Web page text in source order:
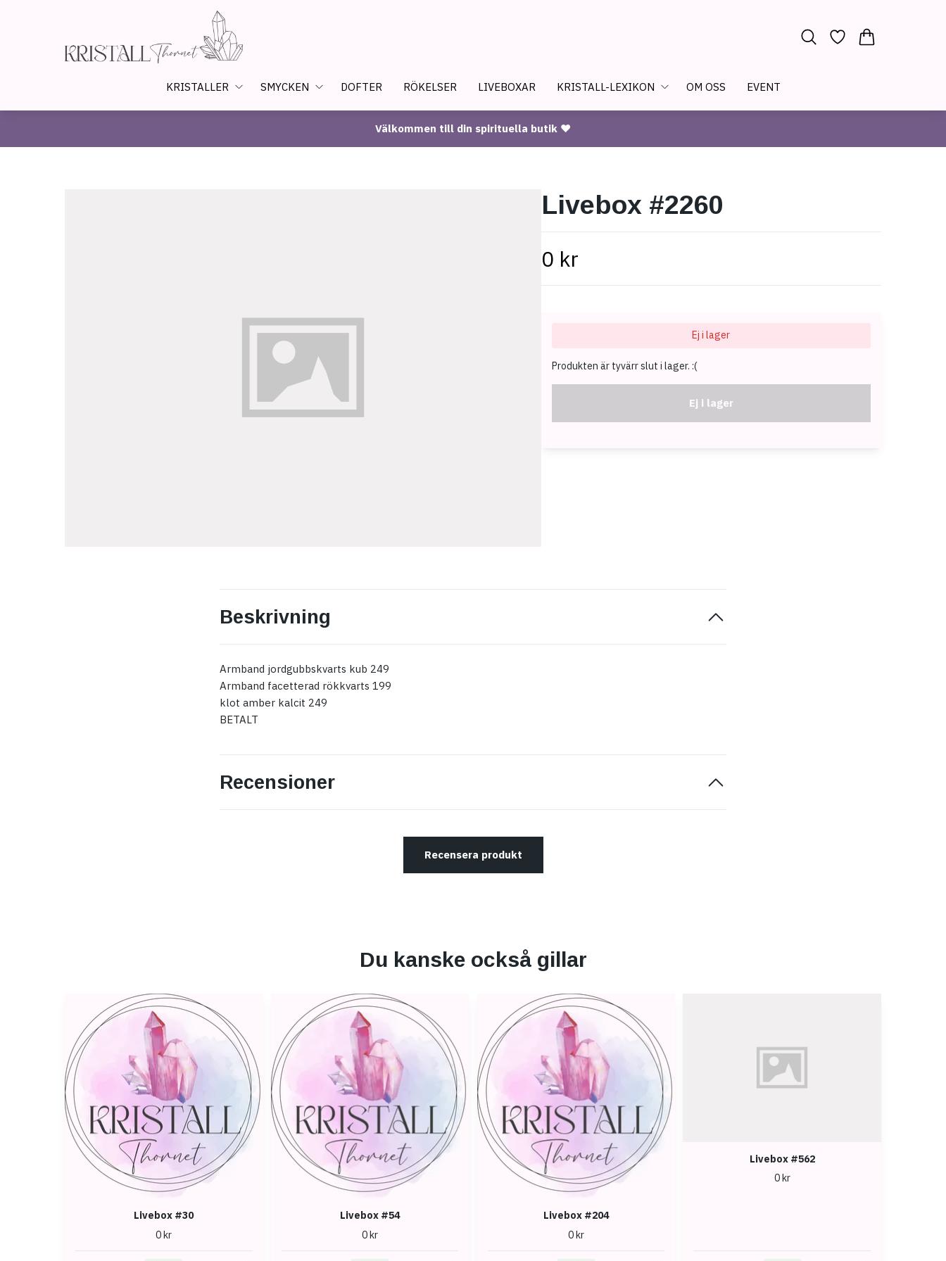
KRISTALLER SMYCKEN DOFTER RÖKELSER LIVEBOXAR KRISTALL-LEXIKON OM OSS EVENT
Välkommen till din spirituella butik ♥
Livebox #2260
0 kr
Ej i lager
Produkten är tyvärr slut i lager. :(
Ej i lager
Beskrivning
Armband jordgubbskvarts kub 249
Armband facetterad rökkvarts 199
klot amber kalcit 249
BETALT
Recensioner
Recensera produkt
Du kanske också gillar
Livebox #30
0 kr
Livebox #54
0 kr
Livebox #204
0 kr
Livebox #562
0 kr